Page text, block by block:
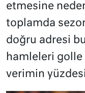
etmesine
toplamda
doğru adresi
hamleleri golle
verimin